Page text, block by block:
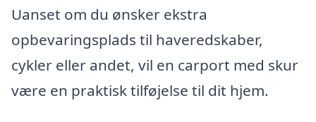
Uanset om du ønsker ekstra
opbevaringsplads til haveredskaber,
cykler eller andet, vil en carport med skur
være en praktisk tilføjelse til dit hjem.